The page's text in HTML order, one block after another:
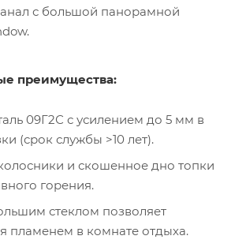
с большой панорамной
преимущества:
09Г2С с усилением до 5 мм в
(срок службы >10 лет).
и скошенное дно топки
горения.
стеклом позволяет
пламенем в комнате отдыха.